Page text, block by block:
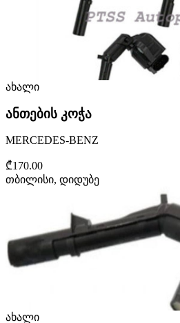
ახალი
ანთების კოჭა
MERCEDES-BENZ
₾170.00
თბილისი, დიდუბე
ახალი